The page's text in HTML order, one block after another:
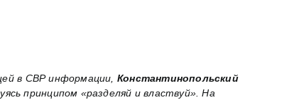
в СВР информации, Константинопольский
принципом «разделяй и властвуй». На